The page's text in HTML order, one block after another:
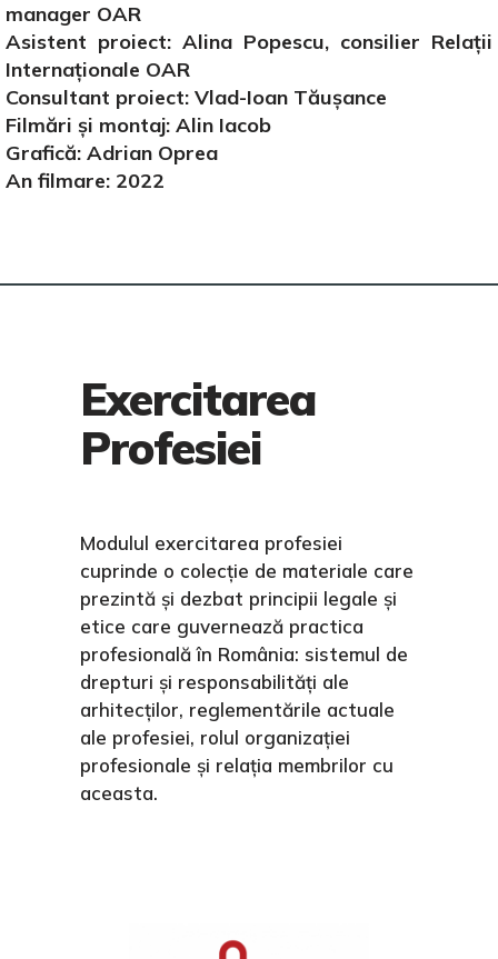
manager OAR
Asistent proiect: Alina Popescu, consilier Relații
Internaționale OAR
Consultant proiect: Vlad-Ioan Tăușance
Filmări și montaj: Alin Iacob
Grafică: Adrian Oprea
An filmare: 2022
Exercitarea
Profesiei
Modulul exercitarea profesiei
cuprinde o colecție de materiale care
prezintă și dezbat principii legale și
etice care guvernează practica
profesională în România: sistemul de
drepturi și responsabilități ale
arhitecților, reglementările actuale
ale profesiei, rolul organizației
profesionale și relația membrilor cu
aceasta.